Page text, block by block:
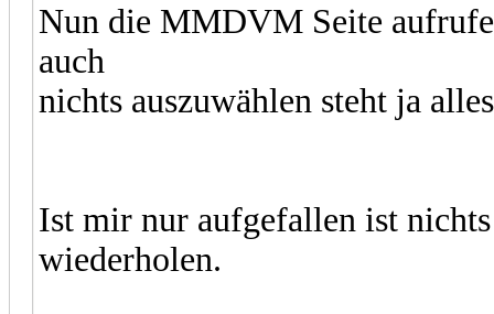
Nun die MMDVM Seite
auch
nichts auszuwählen steht ja
Ist mir nur aufgefallen ist
wiederholen.